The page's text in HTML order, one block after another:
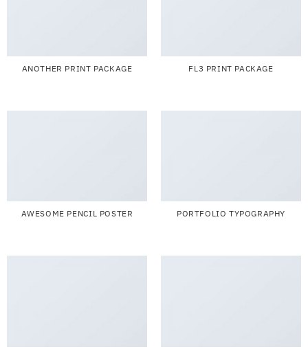
ANOTHER PRINT PACKAGE FL3 PRINT PACKAGE
AWESOME PENCIL POSTER PORTFOLIO TYPOGRAPHY